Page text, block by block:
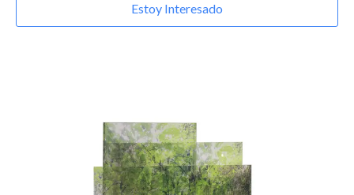
Estoy Interesado